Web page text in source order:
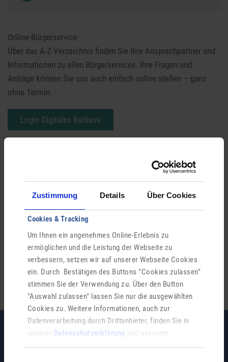
Zustimmung Details Über Cookies
Cookies & Tracking
Um Ihnen ein angenehmes Online-Erlebnis zu
ermöglichen und die Leistung der Webseite zu
verbessern, setzen wir auf unserer Webseite Cookies
ein. Durch Bestätigen des Buttons "Cookies zulassen"
stimmen Sie der Verwendung zu. Über den Button
"Auswahl zulassen" lassen Sie nur die ausgewählten
Cookies zu. Weitere Informationen, auch zur
Datenverarbeitung durch Drittanbieter, finden Sie in
unserer Datenschutzerklärung und unserem
Impressum.
Online-Bürgerservice
Über das A-Z Verzeichnis finden Sie Ihre Ansprech­partner und
Informationen zu allen Bürger­services. Ihre Fragen und
Anträge können Sie uns auch ein­fach online stellen – ganz
ohne Termin.
Login Digitales Rathaus
Grundstücksverwaltung
Anliegerbeiträge
Bebauungspläne
Wasserversorgung